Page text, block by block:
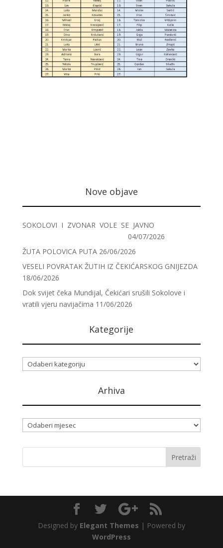
Nove objave
SOKOLOVI I ZVONAR VOLE SE JAVNO
04/07/2026
ŽUTA POLOVICA PUTA 26/06/2026
VESELI POVRATAK ŽUTIH IZ ČEKIĆARSKOG GNIJEZDA
18/06/2026
Dok svijet čeka Mundijal, Čekićari srušili Sokolove i
vratili vjeru navijačima 11/06/2026
Kategorije
Kategorije
Arhiva
Arhiva
Designed by Elegant Themes | Powered by
WordPress